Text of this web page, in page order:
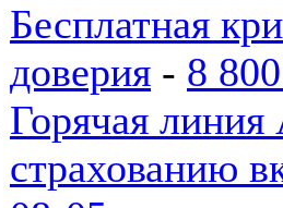
Бесплатная
доверия - 8
Горячая линия
страхованию